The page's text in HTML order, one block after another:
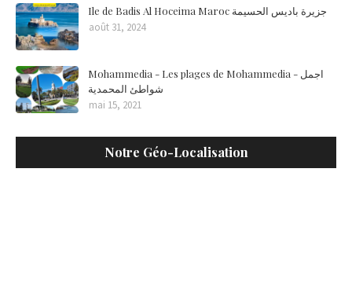
Ile de Badis Al Hoceima Maroc جزيرة باديس الحسيمة
août 31, 2024
Mohammedia - Les plages de Mohammedia - اجمل
شواطئ المحمدية
mai 15, 2021
Notre Géo-Localisation